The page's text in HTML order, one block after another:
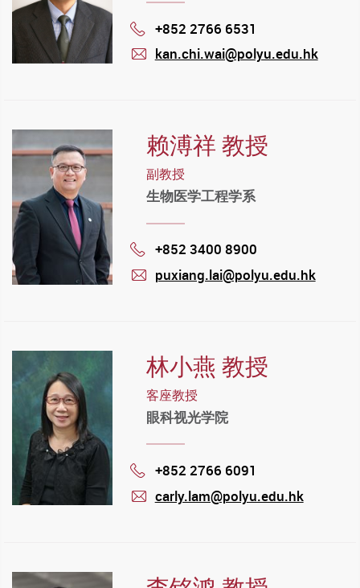
Phone
+852 2766 6531
kan.chi.wai@polyu.edu.hk
赖溥祥 教授
副教授
生物医学工程学系
Phone
+852 3400 8900
puxiang.lai@polyu.edu.hk
林小燕 教授
客座教授
眼科视光学院
Phone
+852 2766 6091
carly.lam@polyu.edu.hk